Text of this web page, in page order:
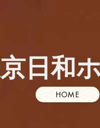
日和
HOME